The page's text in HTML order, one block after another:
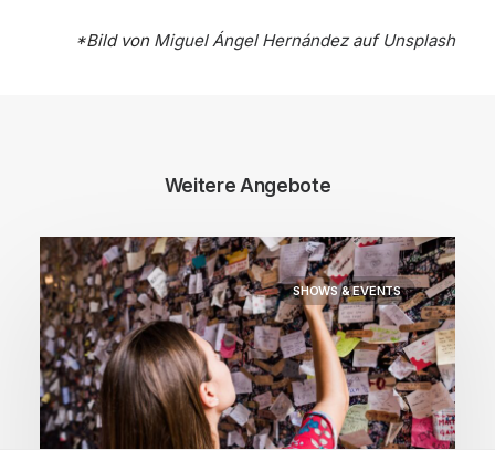
*Bild von Miguel Ángel Hernándezauf Unsplash
Weitere Angebote
SHOWS & EVENTS